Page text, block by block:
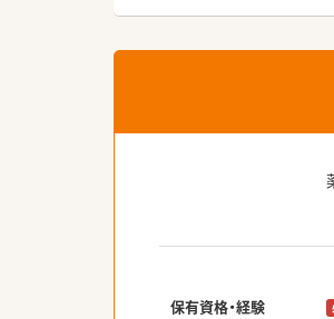
保有資格・経験